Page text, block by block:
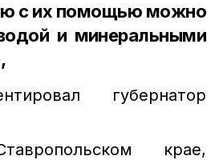
с их помощью можно
и минеральными
губернатор
крае,